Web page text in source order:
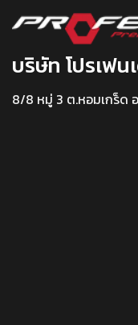
บริษัท โปรเฟน
8/8 หมู่ 3 ต.หอมเกร็ด